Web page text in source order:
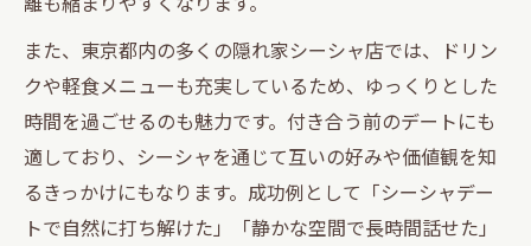
また、東京都内の多くの隠れ家シーシャ店では、ドリン
クや軽食メニューも充実しているため、ゆっくりとした
時間を過ごせるのも魅力です。付き合う前のデートにも
適しており、シーシャを通じて互いの好みや価値観を知
るきっかけにもなります。成功例として「シーシャデー
トで自然に打ち解けた」「静かな空間で長時間話せた」